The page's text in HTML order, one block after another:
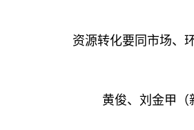
资源转化要同市场、环
黄俊、刘金甲（